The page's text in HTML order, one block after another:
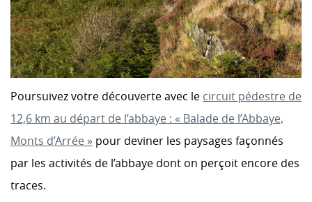
Poursuivez votre découverte avec le circuit pédestre de
12,6 km au départ de l’abbaye : « Balade de l’Abbaye,
Monts d’Arrée » pour deviner les paysages façonnés
par les activités de l’abbaye dont on perçoit encore des
traces.